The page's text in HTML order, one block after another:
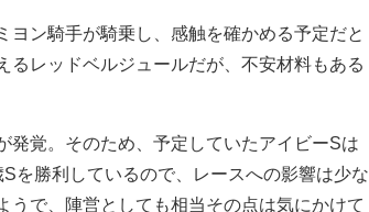
ン騎手が騎乗し、感触を確かめる予定だと
るレッドベルジュールだが、不安材料もある
発覚。そのため、予定していたアイビーSは
を勝利しているので、レースへの影響は少な
うで、陣営としても相当その点は気にかけて